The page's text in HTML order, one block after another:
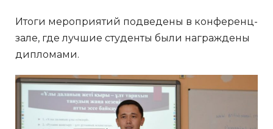
Итоги мероприятий подведены в конференц-
зале, где лучшие студенты были награждены
дипломами.